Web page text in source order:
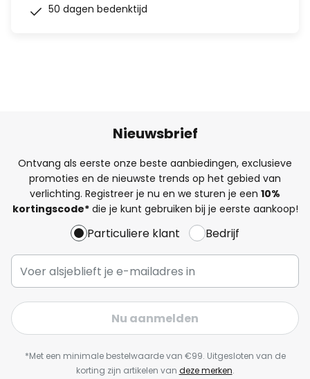
50 dagen bedenktijd
Nieuwsbrief
Ontvang als eerste onze beste aanbiedingen, exclusieve
promoties en de nieuwste trends op het gebied van
verlichting. Registreer je nu en we sturen je een 10%
kortingscode*die je kunt gebruiken bij je eerste aankoop!
Particuliere klant Bedrijf
Nu aanmelden
*Met een minimale bestelwaarde van €99. Uitgesloten van de
korting zijn artikelen van deze merken.